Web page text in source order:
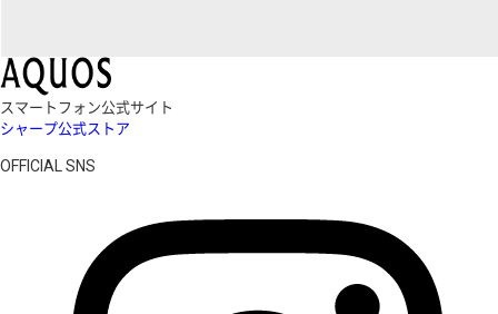
スマートフォン公式サイト
シャープ公式ストア
OFFICIAL SNS